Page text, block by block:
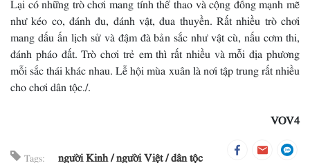
như kéo co, đánh đu, đánh vật, đua thuyền. Rất nhiều trò chơi
mang dấu ấn lịch sử và đậm đà bản sắc như vật cù, nấu cơm thi,
đánh pháo đất. Trò chơi trẻ em thì rất nhiều và mỗi địa phương
mỗi sắc thái khác nhau. Lễ hội mùa xuân là nơi tập trung rất nhiều
cho chơi dân tộc./.
VOV4
Tags: người Kinh người Việt dân tộc